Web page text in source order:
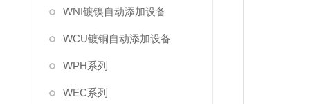
WNI镀镍自动添加设备
WCU镀铜自动添加设备
WPH系列
WEC系列